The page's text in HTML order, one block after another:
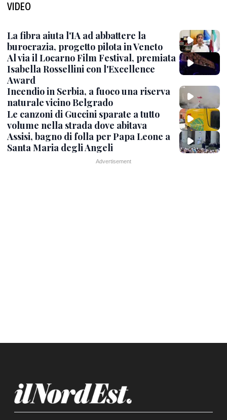
VIDEO
La fibra aiuta l'IA ad abbattere la
burocrazia, progetto pilota in Veneto
Al via il Locarno Film Festival, premiata
Isabella Rossellini con l'Excellence
Award
Incendio in Serbia, a fuoco una riserva
naturale vicino Belgrado
Le canzoni di Guccini sparate a tutto
volume nella strada dove abitava
Assisi, bagno di folla per Papa Leone a
Santa Maria degli Angeli